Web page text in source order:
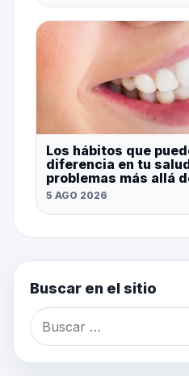
Los hábitos que
diferencia en tu
problemas más allá
5 AGO 2026
Buscar en el sitio